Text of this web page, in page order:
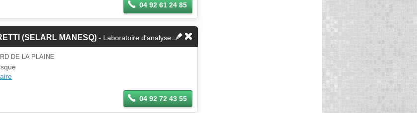
04 92 61 24 85
(SELARL MANESQ) - Laboratoire d'analyse
DE LA PLAINE
04 92 72 43 55